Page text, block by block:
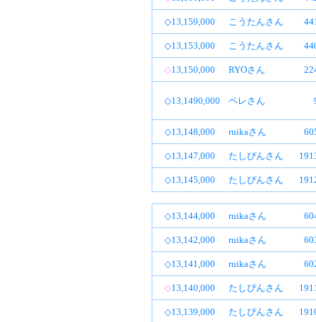
◇13,159,000 こうたんさん
◇13,153,000 こうたんさん
◇13,150,000 RYOさん
◇13,1490,000 ペレさん
◇13,148,000 ruikaさん
◇13,147,000 たしぴんさん
◇13,145,000 たしぴんさん
◇13,144,000 ruikaさん
◇13,142,000 ruikaさん
◇13,141,000 ruikaさん
◇13,140,000 たしぴんさん
◇13,139,000 たしぴんさん